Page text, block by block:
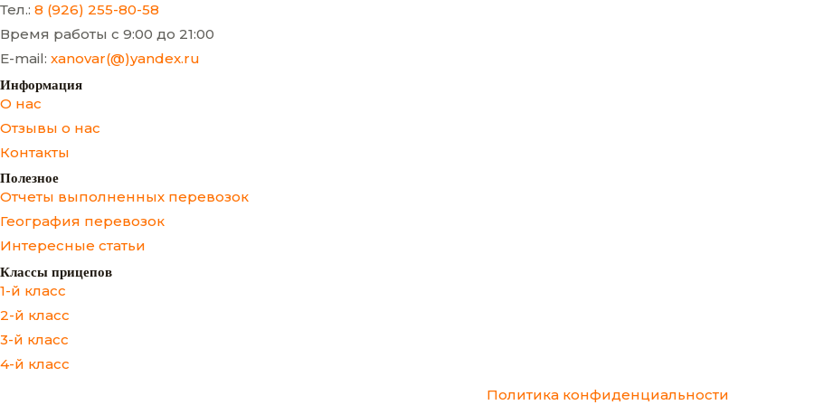
Тел.: 8 (926) 255-80-58
Время работы с 9:00 до 21:00
E-mail: xanovar(@)yandex.ru
Информация
О нас
Отзывы о нас
Контакты
Полезное
Отчеты выполненных перевозок
География перевозок
Интересные статьи
Классы прицепов
1-й класс
2-й класс
3-й класс
4-й класс
Политика конфиденциальности